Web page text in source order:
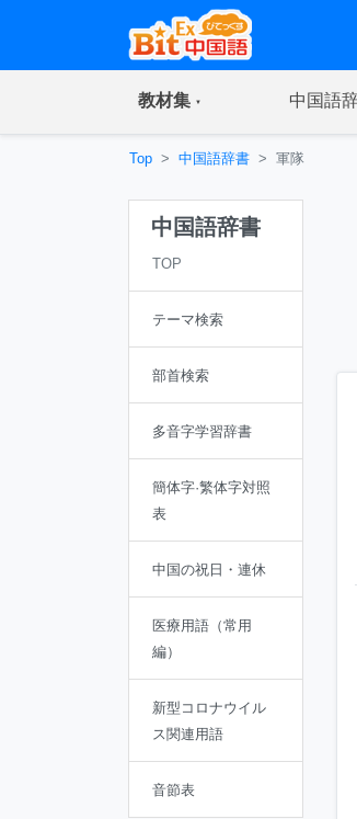
教材集(current) 中国語
Top 中国語辞書 軍隊
中国語辞書
TOP
テーマ検索
部首検索
多音字学習辞書
簡体字·繁体字対照
表
中国の祝日・連休
医療用語（常用
編）
新型コロナウイル
ス関連用語
音節表